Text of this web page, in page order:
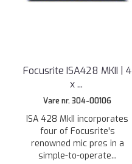
Focusrite ISA428 MKII | 4
x...
Vare nr. 304-00106
ISA 428 MkII incorporates
four of Focusrite's
renowned mic pres in a
simple-to-operate...